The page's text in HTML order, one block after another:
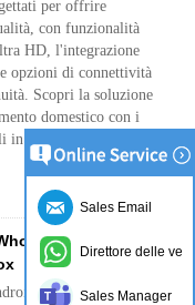
per offrire
con funzionalità
HD, l'integrazione
opzioni di connettività
Scopri la soluzione
domestico con i
streaming affidabili e
fornitore
disponibile per
Sales Email
Direttore delle
Sales Manager